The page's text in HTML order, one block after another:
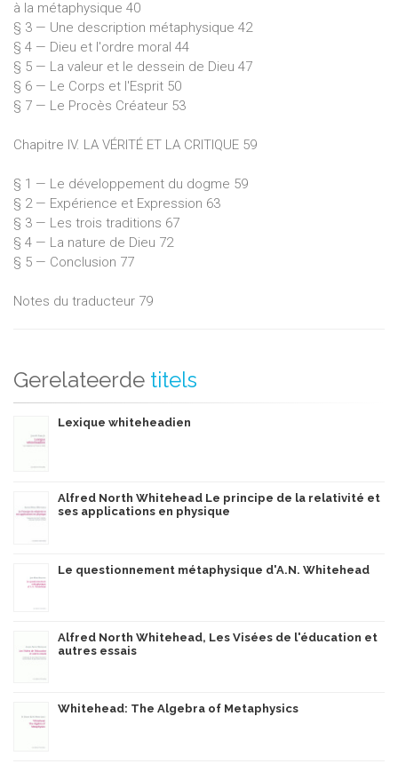
à la métaphysique 40
§ 3 — Une description métaphysique 42
§ 4 — Dieu et l'ordre moral 44
§ 5 — La valeur et le dessein de Dieu 47
§ 6 — Le Corps et l'Esprit 50
§ 7 — Le Procès Créateur 53
Chapitre IV. LA VÉRITÉ ET LA CRITIQUE 59
§ 1 — Le développement du dogme 59
§ 2 — Expérience et Expression 63
§ 3 — Les trois traditions 67
§ 4 — La nature de Dieu 72
§ 5 — Conclusion 77
Notes du traducteur 79
Gerelateerde titels
Lexique whiteheadien
Alfred North Whitehead Le principe de la relativité et
ses applications en physique
Le questionnement métaphysique d'A.N. Whitehead
Alfred North Whitehead, Les Visées de l'éducation et
autres essais
Whitehead: The Algebra of Metaphysics